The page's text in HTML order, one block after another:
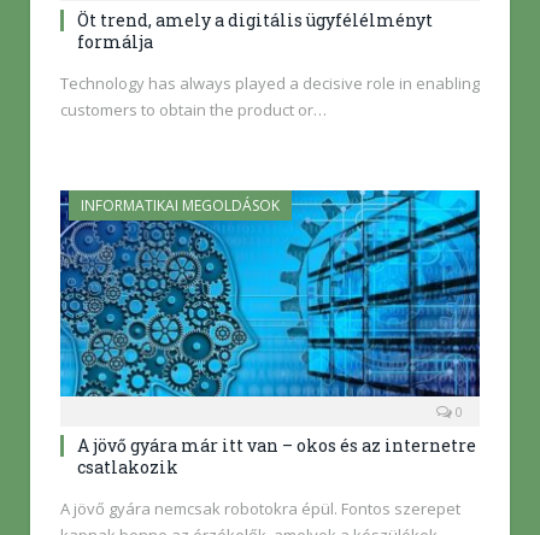
Öt trend, amely a digitális ügyfélélményt
formálja
Technology has always played a decisive role in enabling
customers to obtain the product or…
INFORMATIKAI MEGOLDÁSOK
0
A jövő gyára már itt van – okos és az internetre
csatlakozik
A jövő gyára nemcsak robotokra épül. Fontos szerepet